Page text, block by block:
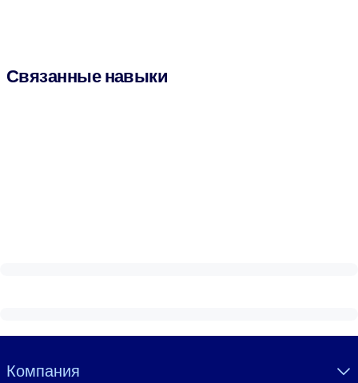
Связанные навыки
Visually hidden Text
Компания